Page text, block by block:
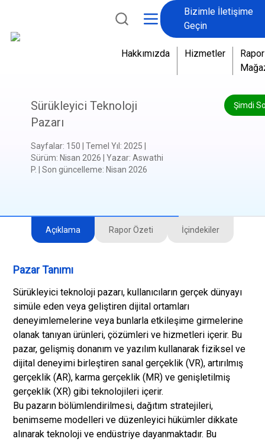
Bizimle İletişime
Geçin
Hakkımızda Hizmetler
Rapor
Şimdi
Sürükleyici Teknoloji
Pazarı
Sayfalar: 150 Temel Yıl : 2025
Sürüm: Nisan 2026 Yazar: Aswathi
P.
Son güncelleme: Nisan 2026
Açıklama Rapor Özeti İçindekiler
Pazar Tanımı
Sürükleyici teknoloji pazarı, kullanıcıların gerçek dünyayı
simüle eden veya geliştiren dijital ortamları
deneyimlemelerine veya bunlarla etkileşime girmelerine
olanak tanıyan ürünleri, çözümleri ve hizmetleri içerir. Bu
pazar, gelişmiş donanım ve yazılım kullanarak fiziksel ve
dijital deneyimi birleştiren sanal gerçeklik (VR), artırılmış
gerçeklik (AR), karma gerçeklik (MR) ve genişletilmiş
gerçeklik (XR) gibi teknolojileri içerir.
Bu pazarın bölümlendirilmesi, dağıtım stratejileri,
benimseme modelleri ve düzenleyici hükümler dikkate
alınarak teknoloji ve endüstriye dayanmaktadır. Bu